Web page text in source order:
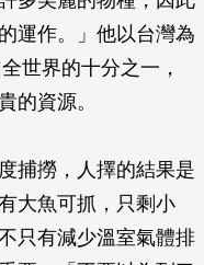
運作。」他以台灣為
世界的十分之一，
的資源。
捕撈，人擇的結果是
大魚可抓，只剩小
只有減少溫室氣體排